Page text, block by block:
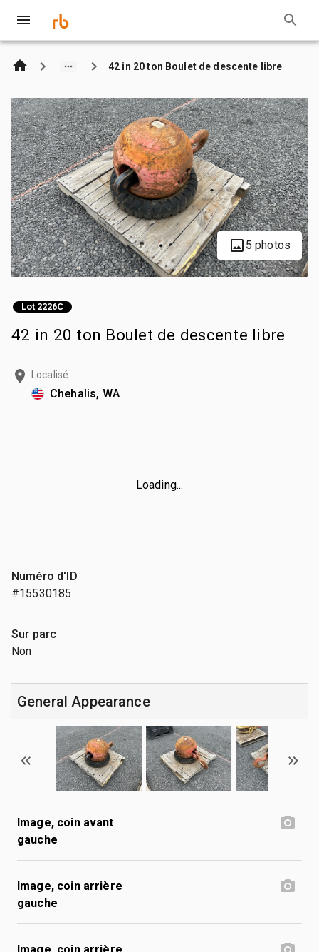
42 in 20 ton Boulet de descente libre
5 photos
Lot 2226C
42 in 20 ton Boulet de descente libre
Localisé
Chehalis, WA
Loading...
Numéro d'ID
#15530185
Sur parc
Non
General Appearance
Image, coin avant
gauche
Image, coin arrière
gauche